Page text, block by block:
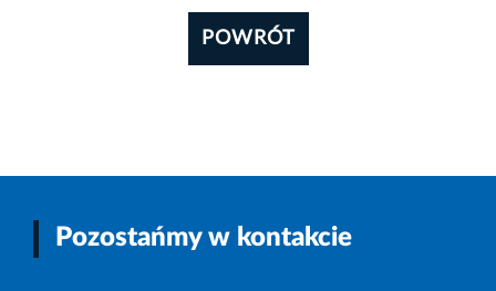
POWRÓT
Pozostańmy w kontakcie